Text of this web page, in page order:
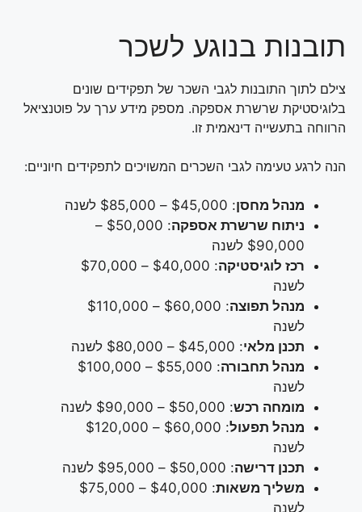
תובנות בנוגע לשכר
צילם לתוך התובנות לגבי השכר של תפקידים שונים
בלוגיסטיקת שרשרת אספקה. מספק מידע ערך על פוטנציאל
הרווחה בתעשייה דינאמית זו.
הנה לרגע טעימה לגבי השכרים המשויכים לתפקידים חיוניים:
מנהל מחסן: $45,000 – $85,000 לשנה
ניתוח שרשרת אספקה
: $50,000 –
$90,000 לשנה
רכז לוגיסטיקה
: $40,000 – $70,000
לשנה
מנהל תפוצה
: $60,000 – $110,000
לשנה
תכנן מלאי: $45,000 – $80,000 לשנה
מנהל תחבורה
: $55,000 – $100,000
לשנה
מומחה רכש: $50,000 – $90,000 לשנה
מנהל תפעול
: $60,000 – $120,000
לשנה
תכנן דרישה: $50,000 – $95,000 לשנה
משליך משאות
: $40,000 – $75,000
לשנה